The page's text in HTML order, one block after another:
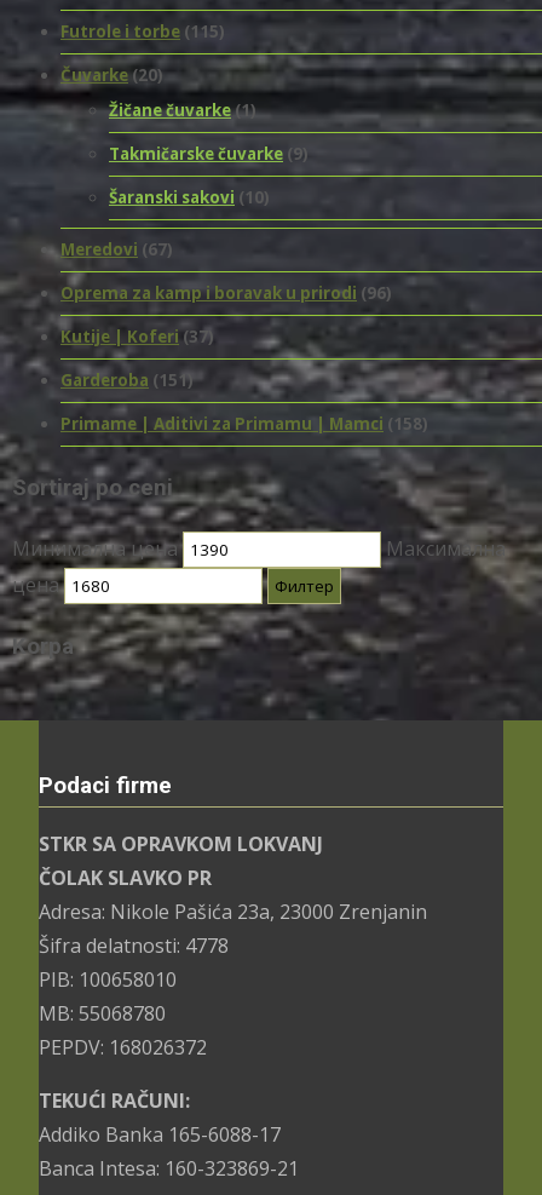
Futrole i torbe (115)
Čuvarke(20)
Žičane čuvarke(1)
Takmičarske čuvarke (9)
Šaranski sakovi (10)
Meredovi (67)
Oprema za kamp i boravak u prirodi (96)
Kutije | Koferi (37)
Garderoba (151)
Primame | Aditivi za Primamu | Mamci (158)
Sortiraj po ceni
Минимална цена
Максимална
цена
Филтер
Korpa
Podaci firme
STKR SA OPRAVKOM LOKVANJ
ČOLAK SLAVKO PR
Adresa: Nikole Pašića 23a, 23000 Zrenjanin
Šifra delatnosti: 4778
PIB: 100658010
MB: 55068780
PEPDV: 168026372
TEKUĆI RAČUNI:
Addiko Banka 165-6088-17
Banca Intesa: 160-323869-21